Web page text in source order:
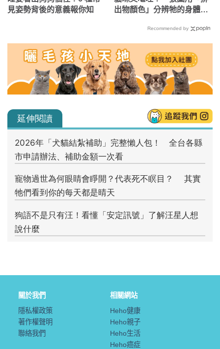
見姿勢背後的意義報你知
出物顏色」分辨牠的身體狀
Recommended by
關於我們
隱私權政策
著作權聲明
聯絡我們
相關網站
Heho健康
Heho親子
Heho生活
Heho癌症